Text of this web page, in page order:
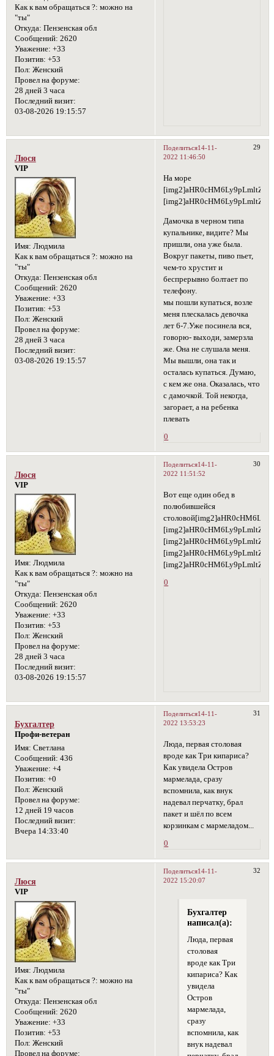
Как к вам обращаться ?: можно на
"ты"
Откуда: Пензенская обл
Сообщений: 2620
Уважение: +33
Позитив: +53
Пол: Женский
Провел на форуме:
28 дней 3 часа
Последний визит:
03-08-2026 19:15:57
Поделиться 29
14-11-
2022 11:46:50
Люся
VIP
Имя: Людмила
Как к вам обращаться ?: можно на
"ты"
Откуда: Пензенская обл
Сообщений: 2620
Уважение: +33
Позитив: +53
Пол: Женский
Провел на форуме:
28 дней 3 часа
Последний визит:
03-08-2026 19:15:57
На море
Дамочка в черном типа
купальнике, видите? Мы
пришли, она уже была.
Вокруг пакеты, пиво пьет,
чем-то хрустит и
беспрерывно болтает по
телефону.
мы пошли купаться, возле
меня плескалась девочка
лет 6-7.Уже посинела вся,
говорю- выходи, замерзла
же. Она не слушала меня.
Мы вышли, она так и
осталась купаться. Думаю,
с кем же она. Оказалась, что
с дамочкой. Той некогда,
загорает, а на ребенка
плевать
0
Поделиться 30
14-11-
2022 11:51:52
Люся
VIP
Имя: Людмила
Как к вам обращаться ?: можно на
"ты"
Откуда: Пензенская обл
Сообщений: 2620
Уважение: +33
Позитив: +53
Пол: Женский
Провел на форуме:
28 дней 3 часа
Последний визит:
03-08-2026 19:15:57
Вот еще один обед в
полюбившейся
0
Поделиться 31
14-11-
2022 13:53:23
Бухгалтер
Профи-ветеран
Имя: Светлана
Сообщений: 436
Уважение: +4
Позитив: +0
Пол: Женский
Провел на форуме:
12 дней 19 часов
Последний визит:
Вчера 14:33:40
Люда, первая столовая
вроде как Три кипариса?
Как увидела Остров
мармелада, сразу
вспомнила, как внук
надевал перчатку, брал
пакет и шёл по всем
корзинкам с мармеладом...
0
Поделиться 32
14-11-
2022 15:20:07
Люся
VIP
Имя: Людмила
Как к вам обращаться ?: можно на
"ты"
Откуда: Пензенская обл
Сообщений: 2620
Уважение: +33
Позитив: +53
Пол: Женский
Провел на форуме:
Бухгалтер
написал(а):
Люда, первая
столовая
вроде как Три
кипариса? Как
увидела
Остров
мармелада,
сразу
вспомнила, как
внук надевал